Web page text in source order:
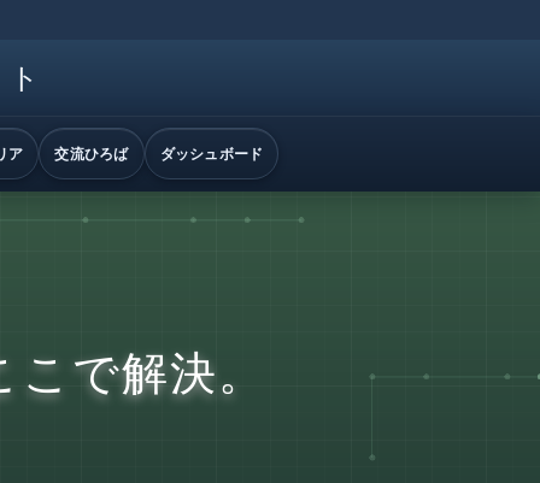
ア 交流ひろば ダッシュボード
で解決。